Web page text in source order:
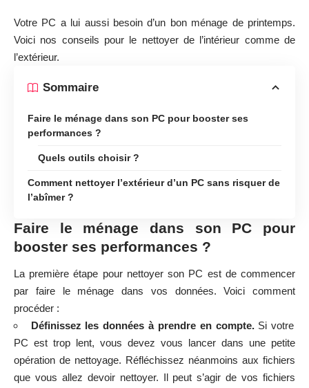
Votre PC a lui aussi besoin d’un bon ménage de printemps.
Voici nos conseils pour le nettoyer de l’intérieur comme de
l’extérieur.
Sommaire
Faire le ménage dans son PC pour booster ses
performances ?
Quels outils choisir ?
Comment nettoyer l’extérieur d’un PC sans risquer de
l’abîmer ?
Faire le ménage dans son PC pour
booster ses performances ?
La première étape pour nettoyer son PC est de commencer
par faire le ménage dans vos données. Voici comment
procéder :
Définissez les données à prendre en compte. Si votre
PC est trop lent, vous devez vous lancer dans une petite
opération de nettoyage. Réfléchissez néanmoins aux fichiers
que vous allez devoir nettoyer. Il peut s’agir de vos fichiers